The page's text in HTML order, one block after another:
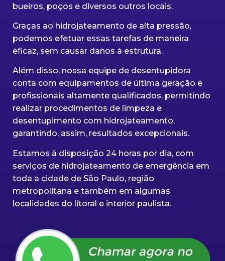
bueiros, poços e diversos outros locais.
Graças ao hidrojateamento de alta pressão,
podemos efetuar essas tarefas de maneira
eficaz, sem causar danos à estrutura.
Além disso, nossa equipe de desentupidora
conta com equipamentos de última geração e
profissionais altamente qualificados, permitindo
realizar procedimentos de limpeza e
desentupimento com hidrojateamento,
garantindo, assim, resultados excepcionais.
Estamos à disposição 24 horas por dia, com
serviços de hidrojateamento de emergência em
toda a cidade de São Paulo, região
metropolitana e também em algumas
localidades do litoral e interior paulista.